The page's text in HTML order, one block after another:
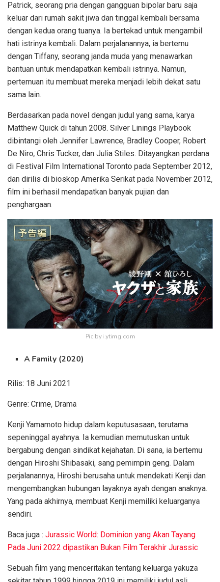
Patrick, seorang pria dengan gangguan bipolar baru saja
keluar dari rumah sakit jiwa dan tinggal kembali bersama
dengan kedua orang tuanya. Ia bertekad untuk mengambil
hati istrinya kembali. Dalam perjalanannya, ia bertemu
dengan Tiffany, seorang janda muda yang menawarkan
bantuan untuk mendapatkan kembali istrinya. Namun,
pertemuan itu membuat mereka menjadi lebih dekat satu
sama lain.
Berdasarkan pada novel dengan judul yang sama, karya
Matthew Quick di tahun 2008. Silver Linings Playbook
dibintangi oleh Jennifer Lawrence, Bradley Cooper, Robert
De Niro, Chris Tucker, dan Julia Stiles. Ditayangkan perdana
di Festival Film International Toronto pada September 2012,
dan dirilis di bioskop Amerika Serikat pada November 2012,
film ini berhasil mendapatkan banyak pujian dan
penghargaan.
Pic by i.ytimg.com
A Family (2020)
Rilis: 18 Juni 2021
Genre: Crime, Drama
Kenji Yamamoto hidup dalam keputusasaan, terutama
sepeninggal ayahnya. Ia kemudian memutuskan untuk
bergabung dengan sindikat kejahatan. Di sana, ia bertemu
dengan Hiroshi Shibasaki, sang pemimpin geng. Dalam
perjalanannya, Hiroshi berusaha untuk mendekati Kenji dan
mengembangkan hubungan layaknya ayah dengan anaknya.
Yang pada akhirnya, membuat Kenji memiliki keluarganya
sendiri.
Baca juga : Jurassic World: Dominion yang Akan Tayang
Pada Juni 2022 dipastikan Bukan Film Terakhir Jurassic
Sebuah film yang menceritakan tentang keluarga yakuza